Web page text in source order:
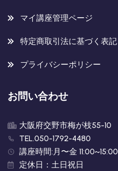
マイ講座管理ページ
特定商取引法に基づく表記
プライバシーポリシー
お問い合わせ
大阪府交野市梅が枝55-10
TEL.050-1792-4480
講座時間:月〜金 11:00~15:00
定休日：土日祝日